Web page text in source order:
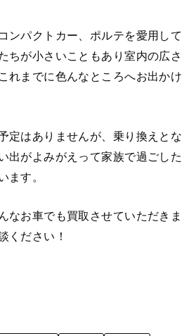
ンパクトカー、ポルテを愛用して
ちが小さいこともあり室内の広さ
れまでに色んなところへお出かけ
定はありませんが、乗り換えとな
出がよみがえって家族で過ごした
ます。
なお車でも買取させていただきま
ください！